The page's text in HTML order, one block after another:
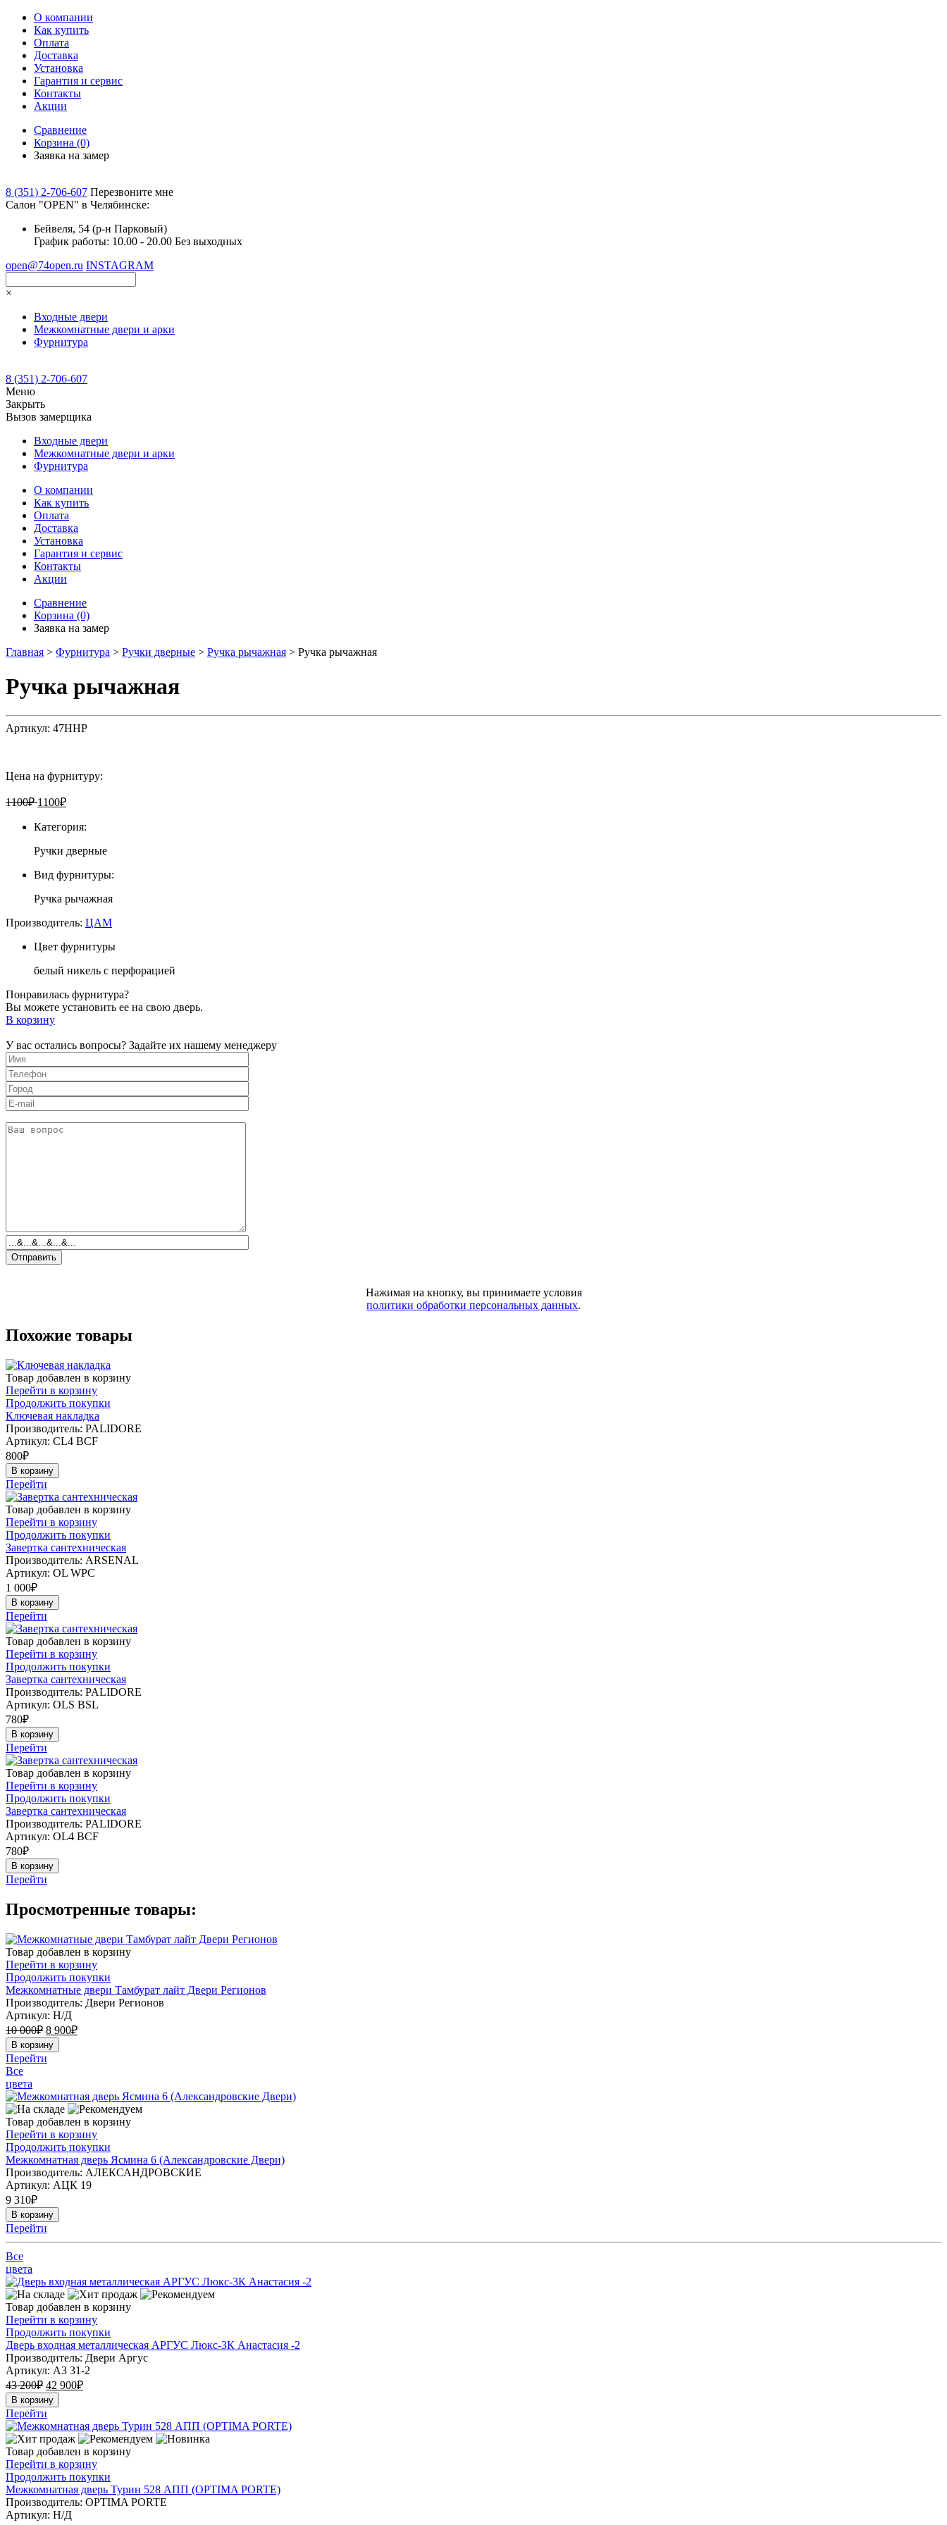
О компании
Как купить
Оплата
Доставка
Установка
Гарантия и сервис
Контакты
Акции
Сравнение
Корзина (0)
Заявка на замер
8 (351) 2-706-607 Перезвоните мне
Cалон "OPEN" в Челябинске:
Бейвеля, 54 (р-н Парковый)
График работы: 10.00 - 20.00 Без выходных
open@74open.ru INSTAGRAM
×
Входные двери
Межкомнатные двери и арки
Фурнитура
8 (351) 2-706-607
Меню
Закрыть
Вызов замерщика
Входные двери
Межкомнатные двери и арки
Фурнитура
О компании
Как купить
Оплата
Доставка
Установка
Гарантия и сервис
Контакты
Акции
Сравнение
Корзина (0)
Заявка на замер
Главная > Фурнитура > Ручки дверные > Ручка рычажная > Ручка рычажная
Ручка рычажная
Артикул: 47HHP
Цена на фурнитуру:
1100₽ 1100₽
Категория:
Ручки дверные
Вид фурнитуры:
Ручка рычажная
Производитель: ЦАМ
Цвет фурнитуры
белый никель с перфорацией
Понравилась фурнитура?
Вы можете установить ее на свою дверь.
В корзину
У вас остались вопросы? Задайте их нашему менеджеру
Нажимая на кнопку, вы принимаете условия
политики обработки персональных данных.
Похожие товары
Товар добавлен в корзину
Перейти в корзину
Продолжить покупки
Ключевая накладка
Производитель: PALIDORE
Артикул: CL4 ВCF
800₽
В корзину
Перейти
Товар добавлен в корзину
Перейти в корзину
Продолжить покупки
Завертка сантехническая
Производитель: ARSENAL
Артикул: OL WPC
1 000₽
В корзину
Перейти
Товар добавлен в корзину
Перейти в корзину
Продолжить покупки
Завертка сантехническая
Производитель: PALIDORE
Артикул: OLS BSL
780₽
В корзину
Перейти
Товар добавлен в корзину
Перейти в корзину
Продолжить покупки
Завертка сантехническая
Производитель: PALIDORE
Артикул: OL4 ВCF
780₽
В корзину
Перейти
Просмотренные товары:
Товар добавлен в корзину
Перейти в корзину
Продолжить покупки
Межкомнатные двери Тамбурат лайт Двери Регионов
Производитель: Двери Регионов
Артикул: Н/Д
10 000₽ 8 900₽
В корзину
Перейти
Все
цвета
Товар добавлен в корзину
Перейти в корзину
Продолжить покупки
Межкомнатная дверь Ясмина 6 (Александровские Двери)
Производитель: АЛЕКСАНДРОВСКИЕ
Артикул: АЦК 19
9 310₽
В корзину
Перейти
Все
цвета
Товар добавлен в корзину
Перейти в корзину
Продолжить покупки
Дверь входная металлическая АРГУС Люкс-3К Анастасия -2
Производитель: Двери Аргус
Артикул: А3 31-2
43 200₽ 42 900₽
В корзину
Перейти
Товар добавлен в корзину
Перейти в корзину
Продолжить покупки
Межкомнатная дверь Турин 528 АПП (OPTIMA PORTE)
Производитель: OPTIMA PORTE
Артикул: Н/Д